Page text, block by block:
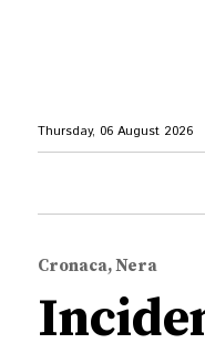
Thursday, 06 August 2026
Cronaca, Nera